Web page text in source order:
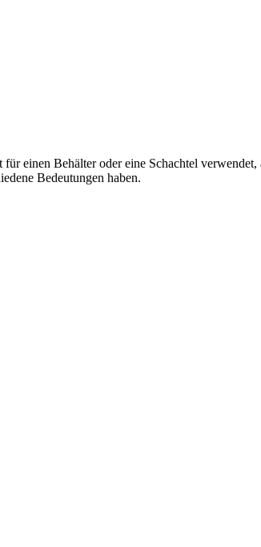
einen Behälter oder eine Schachtel
Bedeutungen haben.